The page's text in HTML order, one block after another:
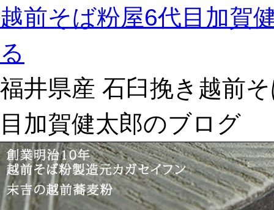
越前そば粉屋6代目加賀
る
福井県産 石臼挽き越前
目加賀健太郎のブログ